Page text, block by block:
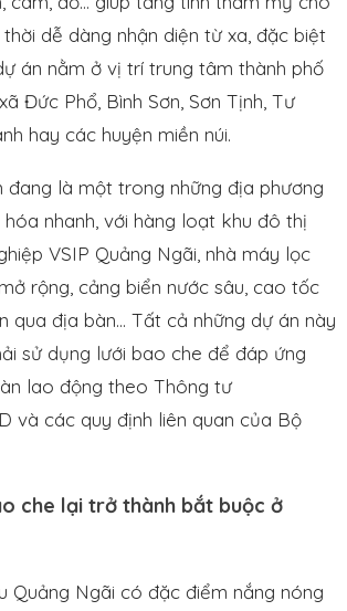
dễ dàng nhận diện từ xa, đặc biệt
án nằm ở vị trí trung tâm thành phố
Đức Phổ, Bình Sơn, Sơn Tịnh, Tư
hay các huyện miền núi.
đang là một trong những địa phương
nhanh, với hàng loạt khu đô thị
VSIP Quảng Ngãi, nhà máy lọc
rộng, cảng biển nước sâu, cao tốc
qua địa bàn… Tất cả những dự án này
sử dụng lưới bao che để đáp ứng
lao động theo Thông tư
và các quy định liên quan của Bộ
che lại trở thành bắt buộc ở
Quảng Ngãi có đặc điểm nắng nóng